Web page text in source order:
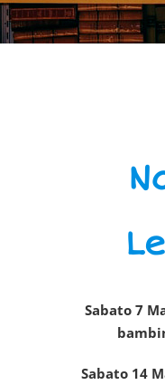
Sabato 7
Sabato 14